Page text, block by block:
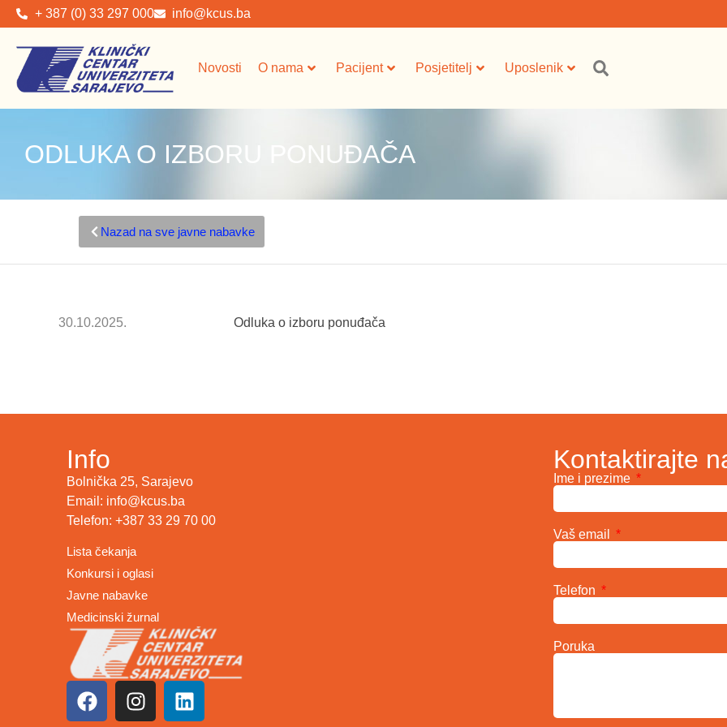
+ 387 (0) 33 297 000 info@kcus.ba
Novosti O nama Pacijent Posjetitelj Uposlenik
ODLUKA O IZBORU PONUĐAČA
Nazad na sve javne nabavke
30.10.2025. Odluka o izboru ponuđača
Info
Bolnička 25, Sarajevo
Email: info@kcus.ba
Telefon: +387 33 29 70 00
Lista čekanja
Konkursi i oglasi
Javne nabavke
Medicinski žurnal
Kontaktirajte
Ime i prezime
Vaš email
Telefon
Poruka